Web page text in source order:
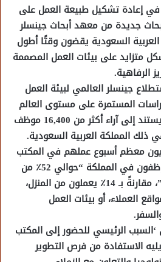
في إعادة تشكيل طبيعة العمل على
جديدة من معهد أبحاث جينسلر
السعودية يقضون وقتًا أطول
متزايد على بيئات العمل المصممة
الرفاهية.
جينسلر العالمي لبيئة العمل
المستمرة على مستوى العالم
حول تجربة بيئة العمل، إذ يستند إلى آراء أكثر من 16,400 موظف
معظم أسبوع عملهم في المكتب
وفقًا للدراسة، يقضي الموظفون في المملكة “حوالي 52٪ من
أسبوع عملهم في المكتب”، مقارنةً بـ 14٪ يعملون من المنزل،
العملاء، أو بيئات العمل
‘السبب الرئيسي للحضور إلى المكتب
الاستفادة من فرص التطوير